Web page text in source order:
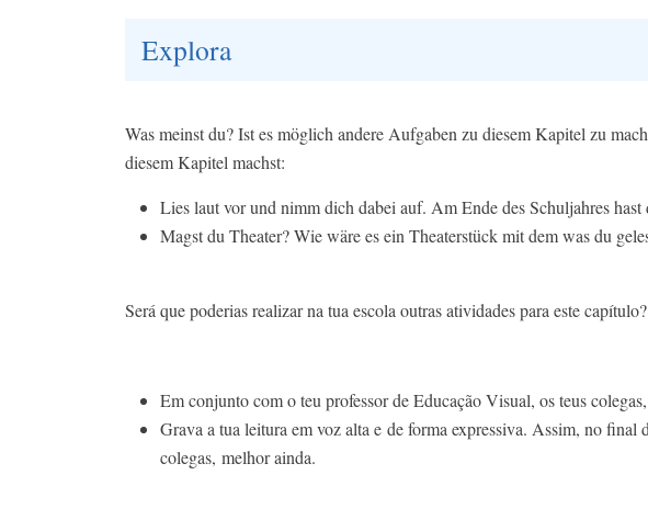
Explora
Was meinst du? Ist es möglich andere Aufgaben zu diesem Kapitel zu
diesem Kapitel machst:
Lies laut vor und nimm dich dabei auf. Am Ende des Schuljahres
Magst du Theater? Wie wäre es ein Theaterstück mit dem was du
Será que poderias realizar na tua escola outras atividades para este
Em conjunto com o teu professor de Educação Visual, os teus
Grava a tua leitura em voz alta e de forma expressiva. Assim, no
colegas, melhor ainda.